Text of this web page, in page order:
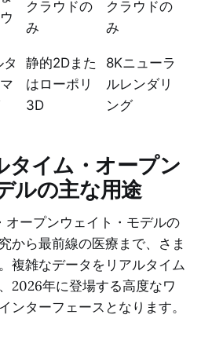
クラウドの
み
クラウドの
み
静的2Dまた
はローポリ
3D
8Kニューラ
ルレンダリ
ング
タイム・オープン
ルの主な用途
オープンウェイト・モデルの
から最前線の医療まで、さま
複雑なデータをリアルタイム
2026年に登場する高度なワ
ンターフェースとなります。